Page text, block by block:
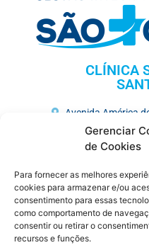
Gerenciar
de Cookies
Para fornecer as melhores
cookies para armazenar e/ou
consentimento para essas
como comportamento de
consentir ou retirar o
recursos e funções.
CLÍNICA
Avenida América
HOSPITAL
Av. José